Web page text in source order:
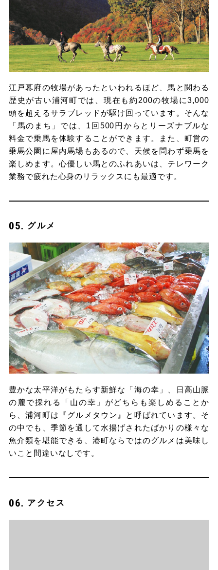
江戸幕府の牧場があったといわれるほど、馬と関わる
歴史が古い浦河町では、現在も約200の牧場に3,000
頭を超えるサラブレッドが駆け回っています。そんな
「馬のまち」では、1回500円からとリーズナブルな
料金で乗馬を体験することができます。また、町営の
乗馬公園に屋内馬場もあるので、天候を問わず乗馬を
楽しめます。心優しい馬とのふれあいは、テレワーク
業務で疲れた心身のリラックスにも最適です。
グルメ
豊かな太平洋がもたらす新鮮な「海の幸」、日高山脈
の麓で採れる「山の幸」がどちらも楽しめることか
ら、浦河町は『グルメタウン』と呼ばれています。そ
の中でも、季節を通して水揚げされたばかりの様々な
魚介類を堪能できる、港町ならではのグルメは美味し
いこと間違いなしです。
アクセス